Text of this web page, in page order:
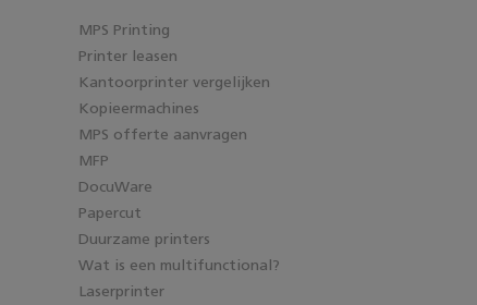
MPS Printing
Printer leasen
Kantoorprinter vergelijken
Kopieermachines
MPS offerte aanvragen
MFP
DocuWare
Papercut
Duurzame printers
Wat is een multifunctional?
Laserprinter